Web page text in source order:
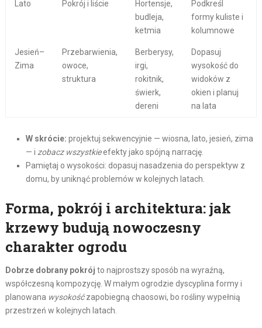
Lato Pokrój i liście
Hortensje,
budleja,
ketmia
Podkreśl
formy kuliste i
kolumnowe
Jesień–
Zima
Przebarwienia,
owoce,
struktura
Berberysy,
irgi,
rokitnik,
świerk,
dereni
Dopasuj
wysokość do
widoków z
okien i planuj
na lata
W skrócie: projektuj sekwencyjnie — wiosna, lato, jesień, zima
— i zobacz wszystkieefekty jako spójną narrację.
Pamiętaj o wysokości: dopasuj nasadzenia do perspektyw z
domu, by uniknąć problemów w kolejnych latach.
Forma, pokrój i architektura: jak
krzewy budują nowoczesny
charakter ogrodu
Dobrze dobrany pokrój to najprostszy sposób na wyraźną,
współczesną kompozycję. W małym ogrodzie dyscyplina formy i
planowana wysokośćzapobiegną chaosowi, bo rośliny wypełnią
przestrzeń w kolejnych latach.